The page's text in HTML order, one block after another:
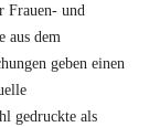
Frauen- und
aus dem
geben einen
gedruckte als